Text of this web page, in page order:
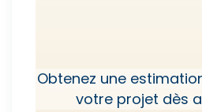
Obtenez une
votre projet dès